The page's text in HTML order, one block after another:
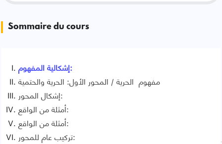
Sommaire du cours
إشكالية المفهوم:
مفهوم الحرية / المحور الأول: الحرية والحتمية
إشكال المحور:
أمثلة من الواقع:
أمثلة من الواقع:
تركيب عام للمحور: